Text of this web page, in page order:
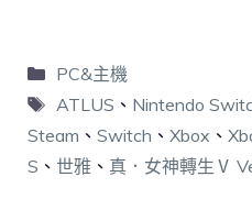
PC&主機
ATLUS 、 Nintendo
Steam 、 Switch 、 Xbox 、
S 、 世雅 、 真．女神轉生Ⅴ